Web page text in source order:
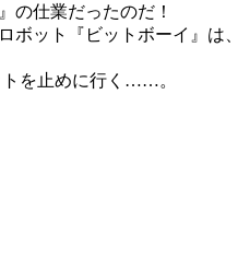
の仕業だったのだ！
ボット『ビットボーイ』は、
トを止めに行く……。